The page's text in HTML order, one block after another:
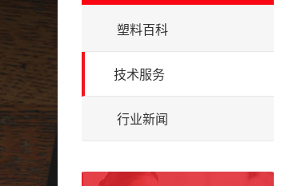
塑料百科
技术服务
行业新闻